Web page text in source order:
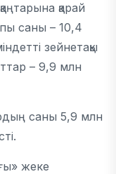
қарай
саны – 10,4
зейнетақы
– 9,9 млн
саны 5,9 млн
жеке